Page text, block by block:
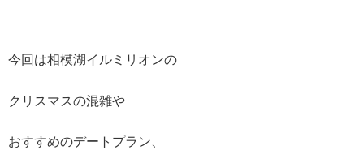
今回は相模湖イルミリオンの
クリスマスの混雑や
おすすめのデートプラン、